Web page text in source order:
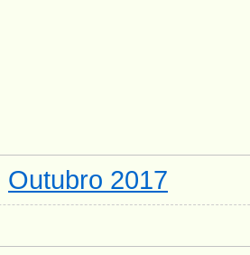
Outubro 2017